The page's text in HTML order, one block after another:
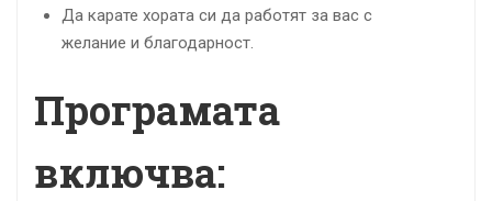
Да карате хората си да работят за вас с
желание и благодарност.
Програмата
включва: